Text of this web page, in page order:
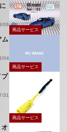
06
商品サービス
ム
04
商品サービス
プ
31
商品サービス